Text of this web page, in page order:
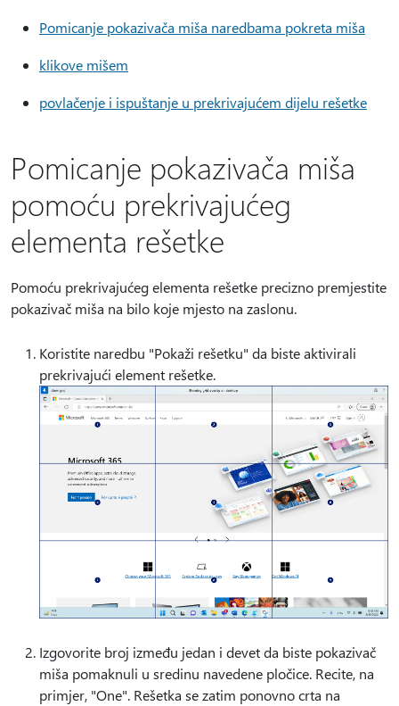
Pomicanje pokazivača miša naredbama pokreta miša
klikove mišem
povlačenje i ispuštanje u prekrivajućem dijelu rešetke
Pomicanje pokazivača miša
pomoću prekrivajućeg
elementa rešetke
Pomoću prekrivajućeg elementa rešetke precizno premjestite
pokazivač miša na bilo koje mjesto na zaslonu.
Koristite naredbu "Pokaži rešetku" da biste aktivirali
prekrivajući element rešetke.
Izgovorite broj između jedan i devet da biste pokazivač
miša pomaknuli u sredinu navedene pločice. Recite, na
primjer, "One". Rešetka se zatim ponovno crta na